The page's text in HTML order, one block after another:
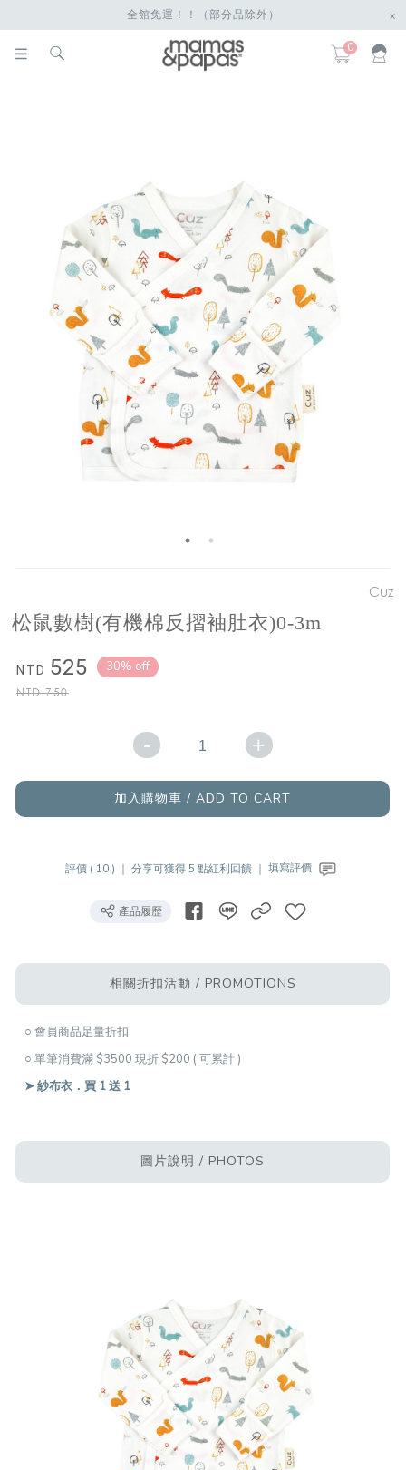
全館免運！！（部分品除外） x
0
Cuz
松鼠數樹(有機棉反摺袖肚衣)0-3m
NTD 525
NTD750
30% off
- +
加入購物車 / ADD TO CART
評價 ( 10 ) ｜分享可獲得 5 點紅利回饋 ｜填寫評價
產品履歷
相關折扣活動 / PROMOTIONS
○ 會員商品足量折扣
○ 單筆消費滿 $3500 現折 $200 ( 可累計 )
➤ 紗布衣．買 1 送 1
圖片說明 / PHOTOS